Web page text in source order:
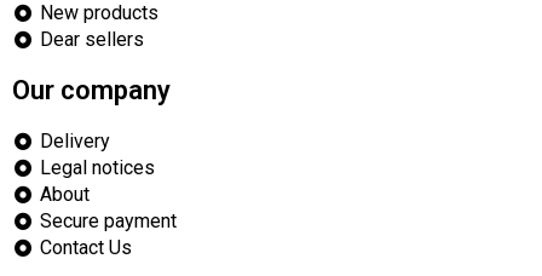
New products
Dear sellers
Our company
Delivery
Legal notices
About
Secure payment
Contact Us